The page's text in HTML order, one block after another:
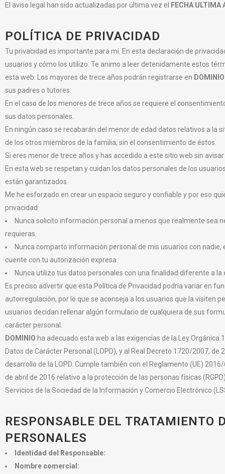
El aviso legal han sido actualizadas por última vez el
FECHA ULTIMA
POLÍTICA DE PRIVACIDAD
Tu privacidad es importante para mi. En esta declaración de
usuarios y cómo los utilizo. Te animo a leer detenidamente estos
esta web. Los mayores de trece años podrán registrarse en DOMINIO
sus padres o tutores.
En el caso de los menores de trece años se requiere el
sus datos personales.
En ningún caso se recabarán del menor de edad datos relativos a la
de los otros miembros de la familia, sin el consentimiento de éstos.
Si eres menor de trece años y has accedido a este sitio web sin
En esta web se respetan y cuidan los datos personales de los
están garantizados.
Me he esforzado en crear un espacio seguro y confiable y por eso
privacidad:
Nunca solicito información personal a menos que realmente sea
requieras.
Nunca comparto información personal de mis usuarios con
cuente con tu autorización expresa.
Nunca utilizo tus datos personales con una finalidad diferente a
Es preciso advertir que esta Política de Privacidad podría variar en
autorregulación, por lo que se aconseja a los usuarios que la visiten
usuarios decidan rellenar algún formulario de cualquiera de sus
carácter personal.
DOMINIO ha adecuado esta web a las exigencias de la Ley
Datos de Carácter Personal (LOPD), y al Real Decreto 1720/2007,
desarrollo de la LOPD. Cumple también con el Reglamento (UE)
de abril de 2016 relativo a la protección de las personas físicas
Servicios de la Sociedad de la Información y Comercio Electrónico
RESPONSABLE DEL TRATAMIENTO
PERSONALES
Identidad del Responsable:
Nombre comercial: